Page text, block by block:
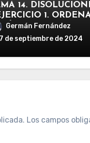
14.
1.
SOLUBILIDAD
LAS SUSTANCIAS
Germán Fernández
7 de septiembre de 2024
Los campos